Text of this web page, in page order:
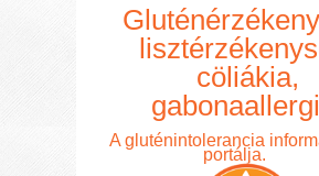
cöliákia,
A gluténintolerancia
portálja.